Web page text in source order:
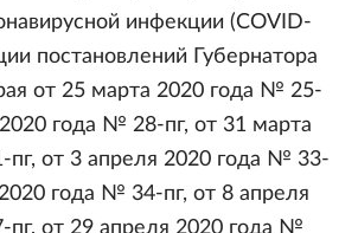
инфекции (COVID-
постановлений Губернатора
от 25 марта 2020 года № 25-
года № 28-пг, от 31 марта
от 3 апреля 2020 года № 33-
года № 34-пг, от 8 апреля
от 29 апреля 2020 года №